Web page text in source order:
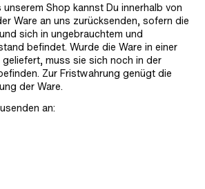
Shop kannst Du innerhalb von
Ware an uns zurücksenden, sofern die
sich in ungebrauchtem und
befindet. Wurde die Ware in einer
muss sie sich noch in der
Zur Fristwahrung genügt die
der Ware.
an: